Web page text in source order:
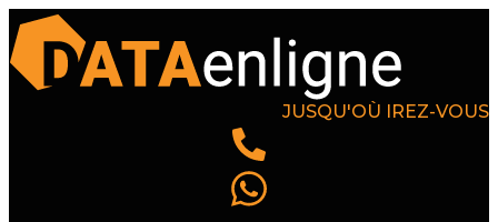
JUSQU'OÙ IREZ-VOUS